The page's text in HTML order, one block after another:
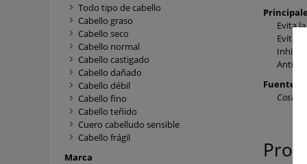
Evita
Evita
Inhibe
Fuente
Todo tipo de cabello
Cabello graso
Cabello seco
Cabello normal
Cabello castigado
Cabello dañado
Cabello débil
Cabello fino
Cabello teñido
Cuero cabelludo sensible
Cabello frágil
Marca